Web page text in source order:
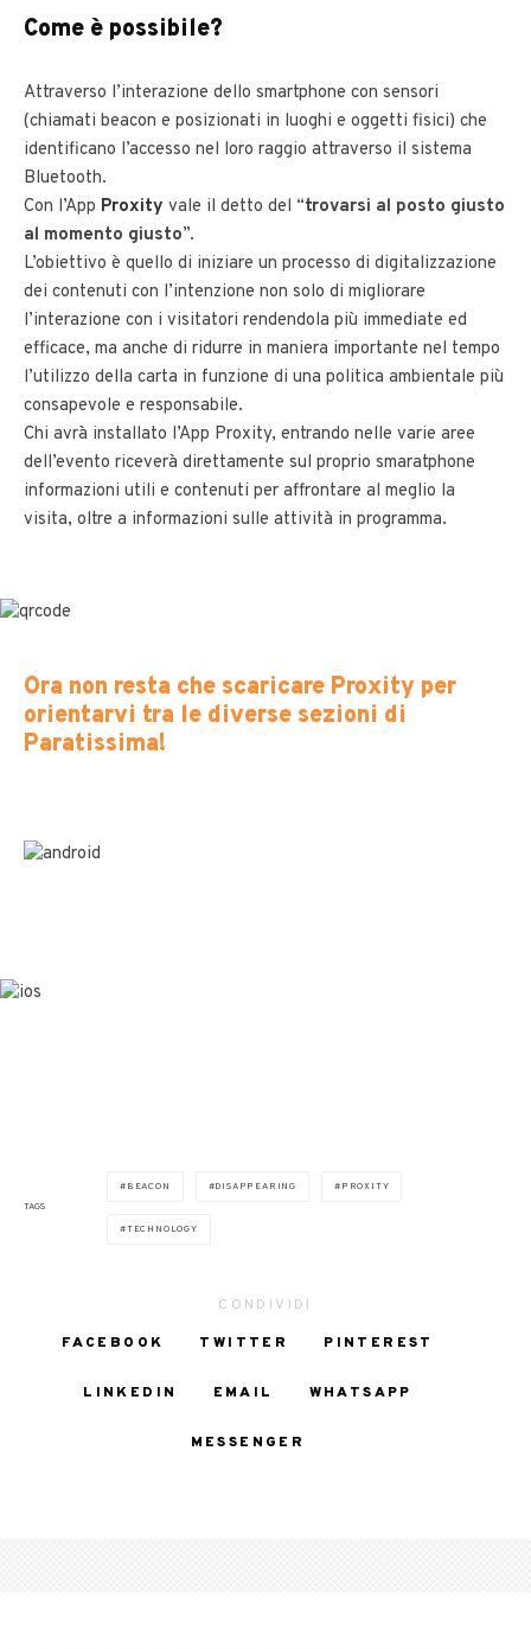
Come è possibile?
Attraverso l’interazione dello smartphone con sensori
(chiamati beacon e posizionati in luoghi e oggetti fisici) che
identificano l’accesso nel loro raggio attraverso il sistema
Bluetooth.
Con l’App Proxity vale il detto del “trovarsi al posto giusto
al momento giusto”.
L’obiettivo è quello di iniziare un processo di digitalizzazione
dei contenuti con l’intenzione non solo di migliorare
l’interazione con i visitatori rendendola più immediate ed
efficace, ma anche di ridurre in maniera importante nel tempo
l’utilizzo della carta in funzione di una politica ambientale più
consapevole e responsabile.
Chi avrà installato l’App Proxity, entrando nelle varie aree
dell’evento riceverà direttamente sul proprio smaratphone
informazioni utili e contenuti per affrontare al meglio la
visita, oltre a informazioni sulle attività in programma.
Ora non resta che scaricare Proxity per
orientarvi tra le diverse sezioni di
Paratissima!
TAGS
BEACON DISAPPEARING PROXITY
TECHNOLOGY
CONDIVIDI
FACEBOOK
TWITTER PINTEREST
LINKEDIN EMAIL WHATSAPP
MESSENGER